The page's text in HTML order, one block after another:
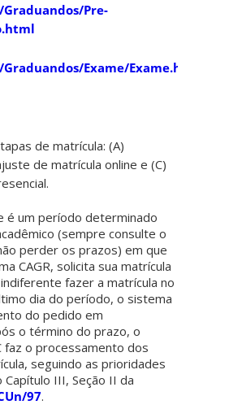
Pre-
Exame/Exame.html
de matrícula: (A)
de matrícula online e (C)
é um período determinado
(sempre consulte o
perder os prazos) em que
CAGR, solicita sua matrícula
fazer a matrícula no
dia do período, o sistema
do pedido em
o término do prazo, o
faz o processamento dos
seguindo as prioridades
III, Seção II da
97.